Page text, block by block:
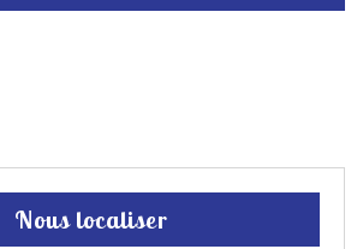
Nous localiser